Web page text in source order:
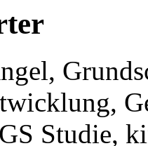
Studie,